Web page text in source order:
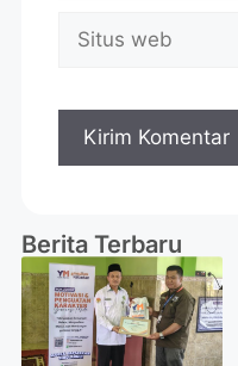
Berita Terbaru